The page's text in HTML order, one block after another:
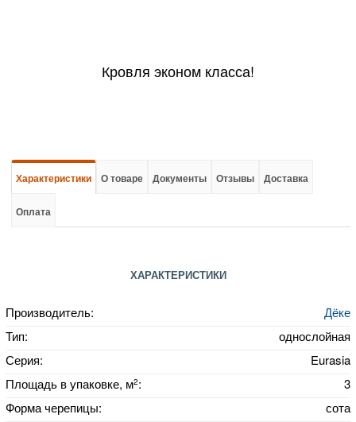
Кровля эконом класса!
Характеристики О товаре Документы Отзывы Доставка
Оплата
ХАРАКТЕРИСТИКИ
Производитель:
Дёке
Тип:
однослойная
Серия:
Eurasia
Площадь в упаковке, м2:
3
Форма черепицы:
сота